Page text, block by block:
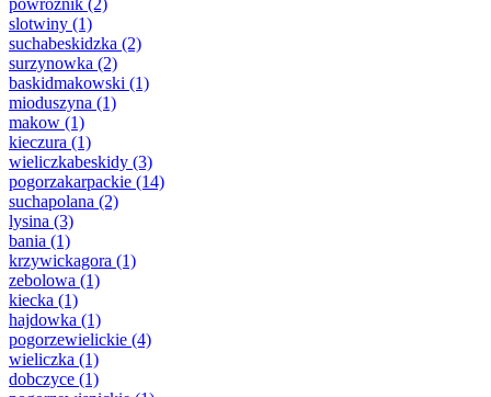
powroznik (2)
slotwiny (1)
suchabeskidzka (2)
surzynowka (2)
baskidmakowski (1)
mioduszyna (1)
makow (1)
kieczura (1)
wieliczkabeskidy (3)
pogorzakarpackie (14)
suchapolana (2)
lysina (3)
bania (1)
krzywickagora (1)
zebolowa (1)
kiecka (1)
hajdowka (1)
pogorzewielickie (4)
wieliczka (1)
dobczyce (1)